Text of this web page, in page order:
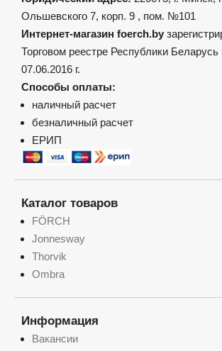
Ольшевского 7, корп. 9 , пом. №101
Интернет-магазин foerch.by
Торговом реестре Республики
07.06.2016 г.
Способы оплаты:
наличный расчет
безналичный расчет
ЕРИП
Каталог товаров
FÖRCH
Jonnesway
Thorvik
Ombra
Информация
Вакансии